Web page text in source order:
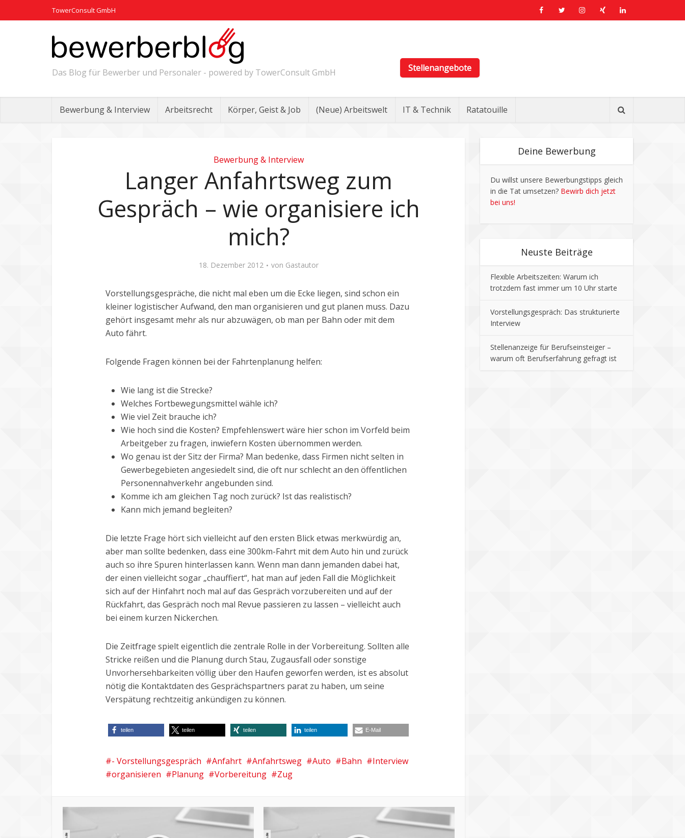
TowerConsult GmbH
Das Blog für Bewerber und Personaler - powered by TowerConsult GmbH
Bewerbung & Interview Arbeitsrecht Körper, Geist & Job (Neue) Arbeitswelt IT & Technik Ratatouille
Stellenangebote
Bewerbung & Interview
Langer Anfahrtsweg zum
Gespräch – wie organisiere ich
mich?
18. Dezember 2012 von Gastautor
Vorstellungsgespräche, die nicht mal eben um die Ecke liegen, sind schon ein
kleiner logistischer Aufwand, den man organisieren und gut planen muss. Dazu
gehört insgesamt mehr als nur abzuwägen, ob man per Bahn oder mit dem
Auto fährt.
Folgende Fragen können bei der Fahrtenplanung helfen:
Wie lang ist die Strecke?
Welches Fortbewegungsmittel wähle ich?
Wie viel Zeit brauche ich?
Wie hoch sind die Kosten? Empfehlenswert wäre hier schon im Vorfeld beim
Arbeitgeber zu fragen, inwiefern Kosten übernommen werden.
Wo genau ist der Sitz der Firma? Man bedenke, dass Firmen nicht selten in
Gewerbegebieten angesiedelt sind, die oft nur schlecht an den öffentlichen
Personennahverkehr angebunden sind.
Komme ich am gleichen Tag noch zurück? Ist das realistisch?
Kann mich jemand begleiten?
Die letzte Frage hört sich vielleicht auf den ersten Blick etwas merkwürdig an,
aber man sollte bedenken, dass eine 300km-Fahrt mit dem Auto hin und zurück
auch so ihre Spuren hinterlassen kann. Wenn man dann jemanden dabei hat,
der einen vielleicht sogar „chauffiert“, hat man auf jeden Fall die Möglichkeit
sich auf der Hinfahrt noch mal auf das Gespräch vorzubereiten und auf der
Rückfahrt, das Gespräch noch mal Revue passieren zu lassen – vielleicht auch
bei einem kurzen Nickerchen.
Die Zeitfrage spielt eigentlich die zentrale Rolle in der Vorbereitung. Sollten alle
Stricke reißen und die Planung durch Stau, Zugausfall oder sonstige
Unvorhersehbarkeiten völlig über den Haufen geworfen werden, ist es absolut
nötig die Kontaktdaten des Gesprächspartners parat zu haben, um seine
Verspätung rechtzeitig ankündigen zu können.
teilen teilen teilen teilen E-Mail
- Vorstellungsgespräch Anfahrt Anfahrtsweg Auto Bahn
Interview
organisieren
Planung Vorbereitung Zug
Deine Bewerbung
Du willst unsere Bewerbungstipps gleich
in die Tat umsetzen? Bewirb dich jetzt
bei uns!
Neuste Beiträge
Flexible Arbeitszeiten: Warum ich
trotzdem fast immer um 10 Uhr starte
Vorstellungsgespräch: Das strukturierte
Interview
Stellenanzeige für Berufseinsteiger –
warum oft Berufserfahrung gefragt ist